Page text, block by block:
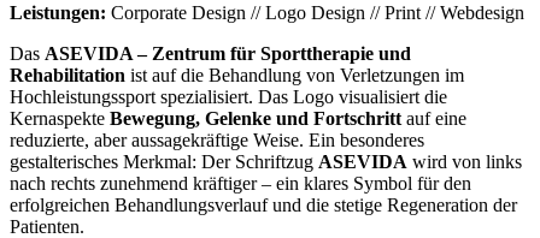
Leistungen: Corporate Design // Logo Design // Print // Webdesign
Das ASEVIDA – Zentrum für Sporttherapie und
Rehabilitation ist auf die Behandlung von Verletzungen im
Hochleistungssport spezialisiert. Das Logo visualisiert die
Kernaspekte Bewegung, Gelenke und Fortschritt auf eine
reduzierte, aber aussagekräftige Weise. Ein besonderes
gestalterisches Merkmal: Der Schriftzug ASEVIDA wird von links
nach rechts zunehmend kräftiger – ein klares Symbol für den
erfolgreichen Behandlungsverlauf und die stetige Regeneration der
Patienten.